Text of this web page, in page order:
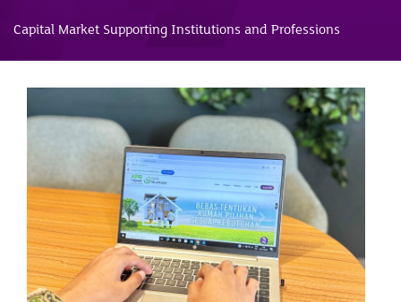
Capital Market Supporting Institutions and Professions